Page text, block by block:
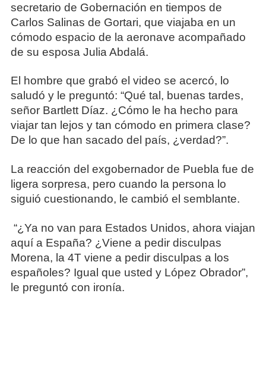
secretario de Gobernación en tiempos de
Carlos Salinas de Gortari, que viajaba en un
cómodo espacio de la aeronave acompañado
de su esposa Julia Abdalá.
El hombre que grabó el video se acercó, lo
saludó y le preguntó: “Qué tal, buenas tardes,
señor Bartlett Díaz. ¿Cómo le ha hecho para
viajar tan lejos y tan cómodo en primera clase?
De lo que han sacado del país, ¿verdad?”.
La reacción del exgobernador de Puebla fue de
ligera sorpresa, pero cuando la persona lo
siguió cuestionando, le cambió el semblante.
“¿Ya no van para Estados Unidos, ahora viajan
aquí a España? ¿Viene a pedir disculpas
Morena, la 4T viene a pedir disculpas a los
españoles? Igual que usted y López Obrador”,
le preguntó con ironía.